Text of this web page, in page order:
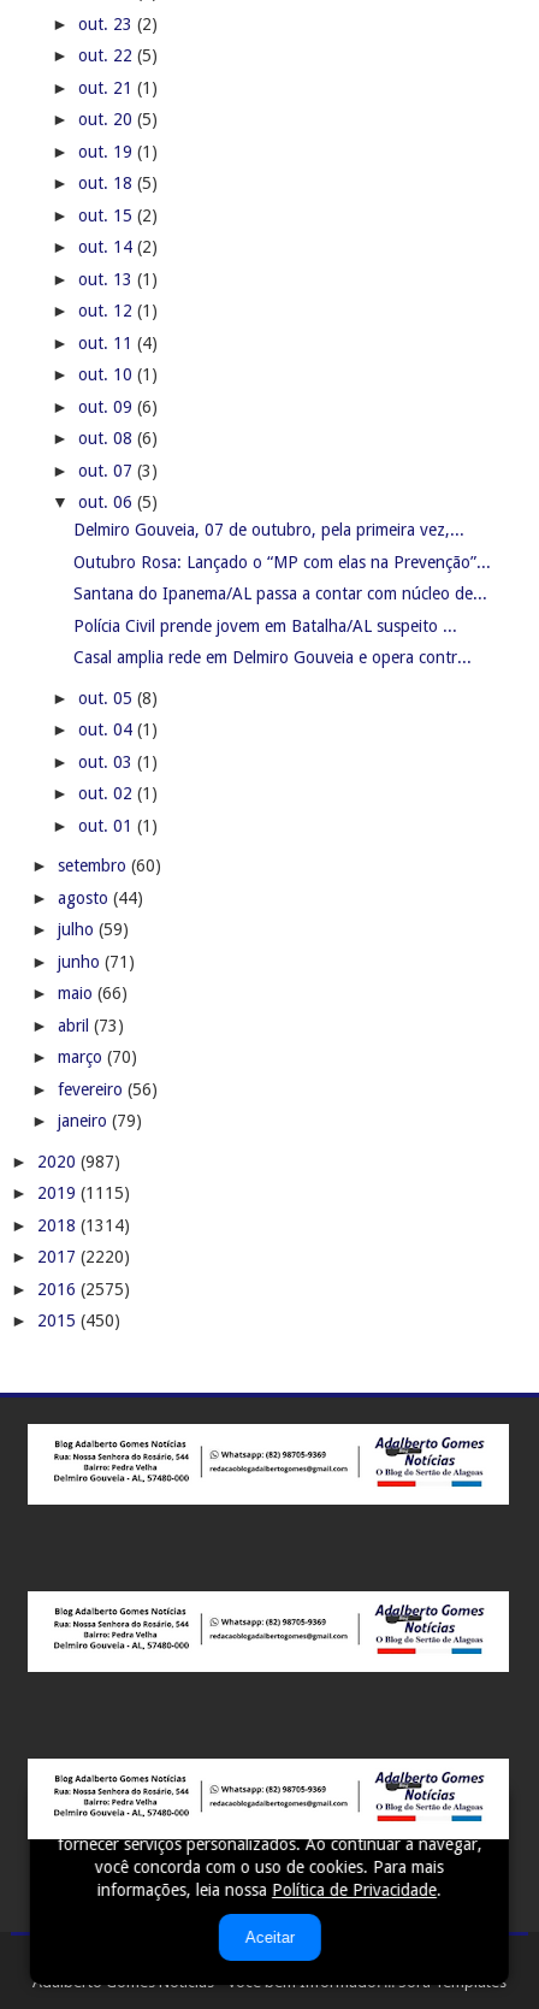
Este site utiliza cookies para melhorar sua experiência e
fornecer serviços personalizados. Ao continuar a navegar,
você concorda com o uso de cookies. Para mais
informações, leia nossa Política de Privacidade.
Aceitar
► out. 23 (2)
► out. 22 (5)
► out. 21 (1)
► out. 20 (5)
► out. 19 (1)
► out. 18 (5)
► out. 15 (2)
► out. 14 (2)
► out. 13 (1)
► out. 12 (1)
► out. 11 (4)
► out. 10 (1)
► out. 09 (6)
► out. 08 (6)
► out. 07 (3)
▼ out. 06 (5)
Delmiro Gouveia, 07 de outubro, pela primeira vez,...
Outubro Rosa: Lançado o “MP com elas na Prevenção”...
Santana do Ipanema/AL passa a contar com núcleo de...
Polícia Civil prende jovem em Batalha/AL suspeito ...
Casal amplia rede em Delmiro Gouveia e opera contr...
► out. 05 (8)
► out. 04 (1)
► out. 03 (1)
► out. 02 (1)
► out. 01 (1)
► setembro (60)
► agosto (44)
► julho (59)
► junho (71)
► maio (66)
► abril (73)
► março (70)
► fevereiro (56)
► janeiro (79)
► 2020 (987)
► 2019 (1115)
► 2018 (1314)
► 2017 (2220)
► 2016 (2575)
► 2015 (450)
Adalberto Gomes Notícias - Você bem Informado! ...Sora Templates